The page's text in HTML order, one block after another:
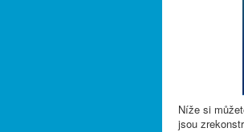
Níže si
jsou